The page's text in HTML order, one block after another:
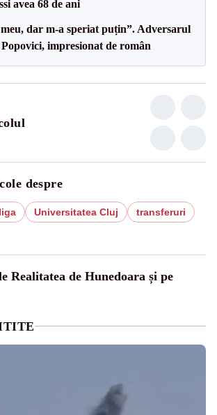
avea 68 de ani
dar m-a speriat puțin”. Adversarul
impresionat de român
despre
Universitatea Cluj
transferuri
Realitatea de Hunedoara și pe